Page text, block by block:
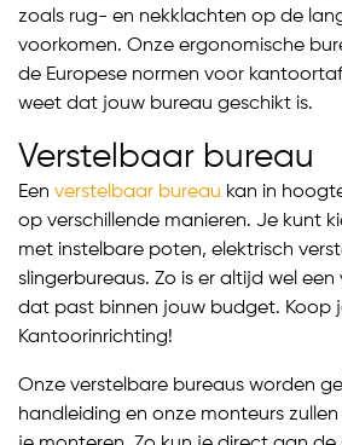
zoals rug- en nekklachten op de
voorkomen. Onze ergonomische
de Europese normen voor
weet dat jouw bureau geschikt is.
Verstelbaar bureau
Een verstelbaar bureau kan in
op verschillende manieren. Je kunt
met instelbare poten, elektrisch
slingerbureaus. Zo is er altijd wel
dat past binnen jouw budget. Koop
Kantoorinrichting!
Onze verstelbare bureaus worden
handleiding en onze monteurs